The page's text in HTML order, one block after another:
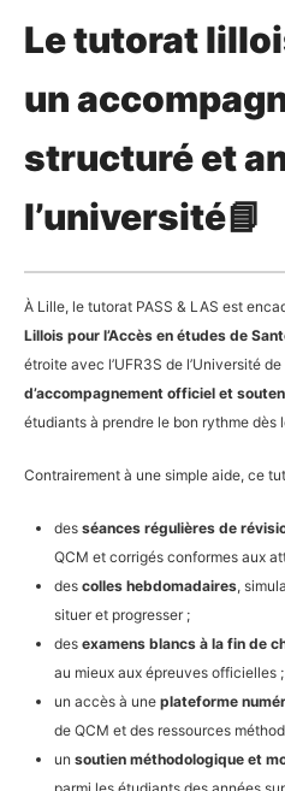
Le tutorat
un
structuré et
l’université📘
À Lille, le tutorat PASS & LAS est
Lillois pour l’Accès en études de
étroite avec l’UFR3S de l’Université de
d’accompagnement officiel et
étudiants à prendre le bon rythme dès
Contrairement à une simple aide, ce
des séances régulières de
QCM et corrigés conformes aux
des colles hebdomadaires,
situer et progresser ;
des examens blancs à la fin de
au mieux aux épreuves officielles ;
un accès à une plateforme
de QCM et des ressources
un soutien méthodologique et